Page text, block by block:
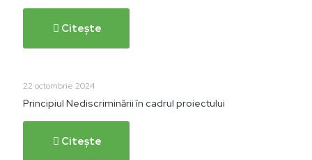
Citește
22 octombrie 2024
Principiul Nediscriminării în cadrul proiectului
Citește